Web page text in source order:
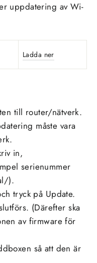
uppdatering av Wi-
Ladda ner
till router/nätverk.
måste vara
in,
serienummer
).
tryck på Update.
(Därefter ska
av firmware för
så att den är